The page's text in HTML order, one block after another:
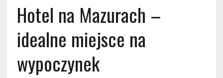
Hotel na Mazurach –
idealne miejsce na
wypoczynek